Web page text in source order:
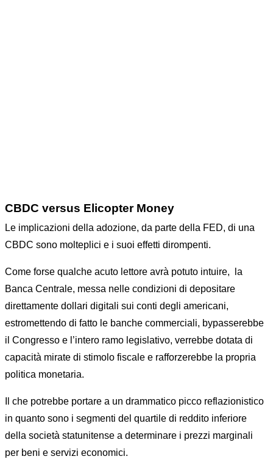
CBDC versus Elicopter Money
Le implicazioni della adozione, da parte della FED, di una
CBDC sono molteplici e i suoi effetti dirompenti.
Come forse qualche acuto lettore avrà potuto intuire, la
Banca Centrale, messa nelle condizioni di depositare
direttamente dollari digitali sui conti degli americani,
estromettendo di fatto le banche commerciali, bypasserebbe
il Congresso e l’intero ramo legislativo, verrebbe dotata di
capacità mirate di stimolo fiscale e rafforzerebbe la propria
politica monetaria.
Il che potrebbe portare a un drammatico picco reflazionistico
in quanto sono i segmenti del quartile di reddito inferiore
della società statunitense a determinare i prezzi marginali
per beni e servizi economici.